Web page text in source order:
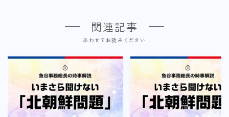
関連記事
あわせてお読みください